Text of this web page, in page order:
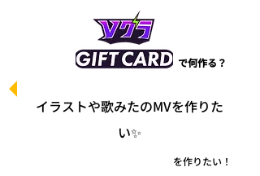
で何作る？
イラストや歌みたのMVを作りた
い✨
を作りたい！